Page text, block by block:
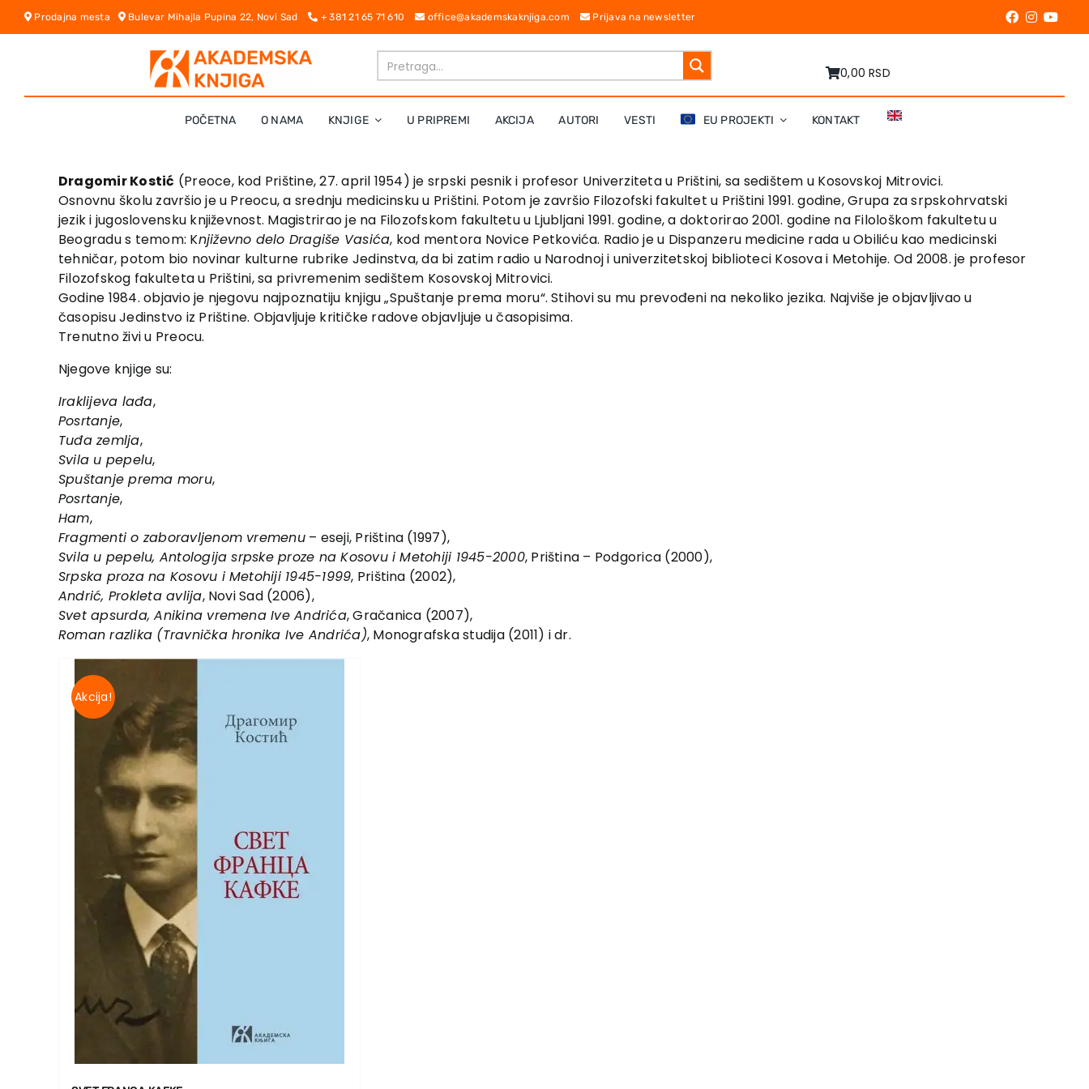
Skip
Prodajna mesta Bulevar Mihajla Pupina 22, Novi Sad + 381 21 65 71 610 office@akademskaknjiga.com Prijava na newsletter
0,00 RSD
POČETNA O NAMA KNJIGE U PRIPREMI AKCIJA AUTORI VESTI EU PROJEKTI KONTAKT
Dragomir Kostić (Preoce, kod Prištine, 27. april 1954) je srpski pesnik i profesor Univerziteta u Prištini, sa sedištem u Kosovskoj Mitrovici.
Osnovnu školu završio je u Preocu, a srednju medicinsku u Prištini. Potom je završio Filozofski fakultet u Prištini 1991. godine, Grupa za srpskohrvatski
jezik i jugoslovensku književnost. Magistrirao je na Filozofskom fakultetu u Ljubljani 1991. godine, a doktorirao 2001. godine na Filološkom fakultetu u
Beogradu s temom: Književno delo Dragiše Vasića, kod mentora Novice Petkovića. Radio je u Dispanzeru medicine rada u Obiliću kao medicinski
tehničar, potom bio novinar kulturne rubrike Jedinstva, da bi zatim radio u Narodnoj i univerzitetskoj biblioteci Kosova i Metohije. Od 2008. je profesor
Filozofskog fakulteta u Prištini, sa privremenim sedištem Kosovskoj Mitrovici.
Godine 1984. objavio je njegovu najpoznatiju knjigu „Spuštanje prema moru“. Stihovi su mu prevođeni na nekoliko jezika. Najviše je objavljivao u
časopisu Jedinstvo iz Prištine. Objavljuje kritičke radove objavljuje u časopisima.
Trenutno živi u Preocu.
Njegove knjige su:
Iraklijeva lađa,
Posrtanje,
Tuđa zemlja,
Svila u pepelu,
Spuštanje prema moru,
Posrtanje,
Ham,
Fragmenti o zaboravljenom vremenu– eseji, Priština (1997),
Svila u pepelu, Antologija srpske proze na Kosovu i Metohiji 1945-2000, Priština – Podgorica (2000),
Srpska proza na Kosovu i Metohiji 1945-1999, Priština (2002),
Andrić, Prokleta avlija, Novi Sad (2006),
Svet apsurda, Anikina vremena Ive Andrića, Gračanica (2007),
Roman razlika (Travnička hronika Ive Andrića), Monografska studija (2011) i dr.
Akcija!